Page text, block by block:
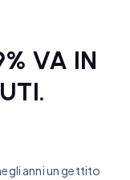
VA IN
anni un gettito